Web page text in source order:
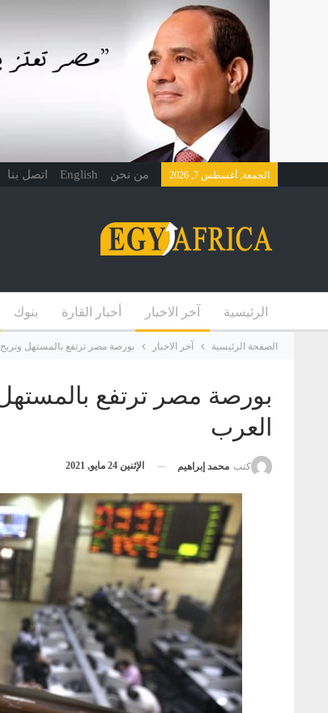
الجمعة, أغسطس 7, 2026 من نحن English اتصل بنا
الرئيسية آخر الاخبار أخبار القارة بنوك
الصفحة الرئيسية آخر الاخبار بورصة مصر ترتفع بالمستهل وتربح 1.7 مليار جنيه بدعم مشتريات العرب
العرب
كتب محمد إبراهيم الإثنين 24 مايو, 2021